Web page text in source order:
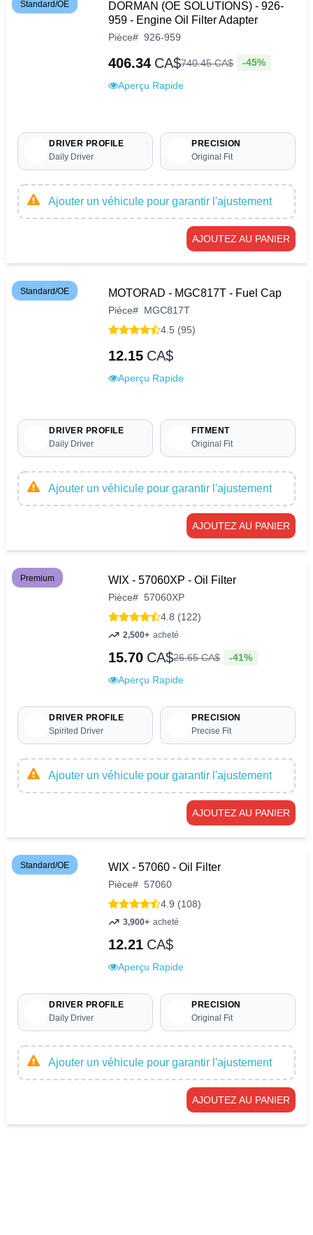
Standard/OE
DORMAN (OE SOLUTIONS) - 926-
959 - Engine Oil Filter Adapter
Pièce# 926-959
406.34 CA$740.45CA$ -45%
Aperçu Rapide
DRIVER PROFILE
Daily Driver
PRECISION
Original Fit
Ajouter un véhicule pour garantir l'ajustement
AJOUTEZ AU PANIER
Standard/OE MOTORAD - MGC817T - Fuel Cap
Pièce# MGC817T
4.5 (95)
12.15 CA$
Aperçu Rapide
DRIVER PROFILE
Daily Driver
FITMENT
Original Fit
Ajouter un véhicule pour garantir l'ajustement
AJOUTEZ AU PANIER
Premium WIX - 57060XP - Oil Filter
Pièce# 57060XP
4.8 (122)
2,500+ acheté
15.70 CA$26.65CA$ -41%
Aperçu Rapide
DRIVER PROFILE
Spirited Driver
PRECISION
Precise Fit
Ajouter un véhicule pour garantir l'ajustement
AJOUTEZ AU PANIER
Standard/OE WIX - 57060 - Oil Filter
Pièce# 57060
4.9 (108)
3,900+ acheté
12.21 CA$
Aperçu Rapide
DRIVER PROFILE
Daily Driver
PRECISION
Original Fit
Ajouter un véhicule pour garantir l'ajustement
AJOUTEZ AU PANIER